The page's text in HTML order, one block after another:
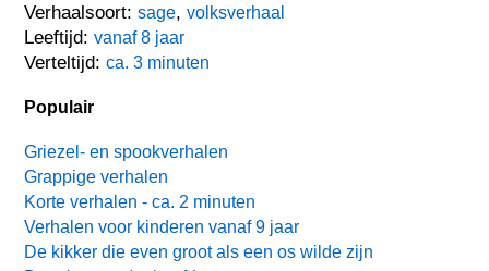
Verhaalsoort:sage,volksverhaal
Leeftijd:vanaf 8 jaar
Verteltijd:ca. 3 minuten
Populair
Griezel- en spookverhalen
Grappige verhalen
Korte verhalen - ca. 2 minuten
Verhalen voor kinderen vanaf 9 jaar
De kikker die even groot als een os wilde zijn